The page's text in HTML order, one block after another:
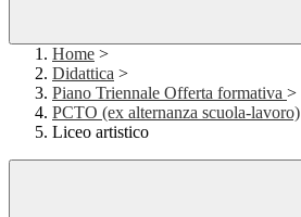
Home >
Didattica >
Piano Triennale Offerta formativa >
PCTO (ex alternanza scuola-lavoro)
Liceo artistico